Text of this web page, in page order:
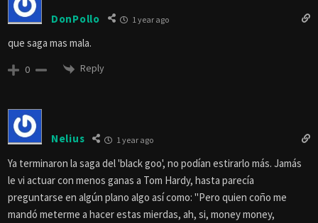
DonPollo 1 year ago
que saga mas mala.
0 Reply
Nelius 1 year ago
Ya terminaron la saga del 'black goo', no podían estirarlo más. Jamás
le vi actuar con menos ganas a Tom Hardy, hasta parecía
preguntarse en algún plano algo así como: "Pero quien coño me
mandó meterme a hacer estas mierdas, ah, si, money money,